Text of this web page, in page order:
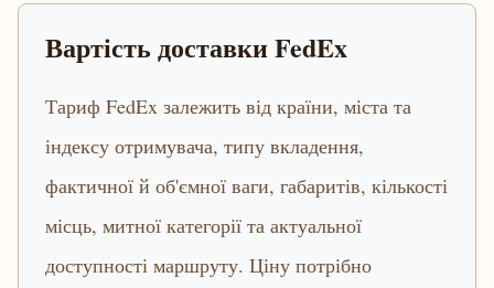
Вартість доставки FedEx
Тариф FedEx залежить від країни, міста та
індексу отримувача, типу вкладення,
фактичної й об'ємної ваги, габаритів, кількості
місць, митної категорії та актуальної
доступності маршруту. Ціну потрібно